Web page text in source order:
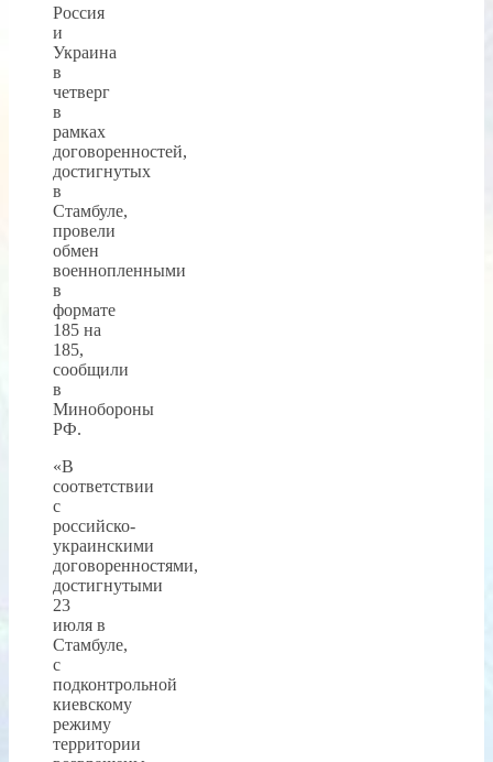
Россия
и
Украина
в
четверг
в
рамках
договоренностей,
достигнутых
в
Стамбуле,
провели
обмен
военнопленными
в
формате
185 на
185,
сообщили
в
Минобороны
РФ.
«В
соответствии
с
российско-
украинскими
договоренностями,
достигнутыми
23
июля в
Стамбуле,
с
подконтрольной
киевскому
режиму
территории